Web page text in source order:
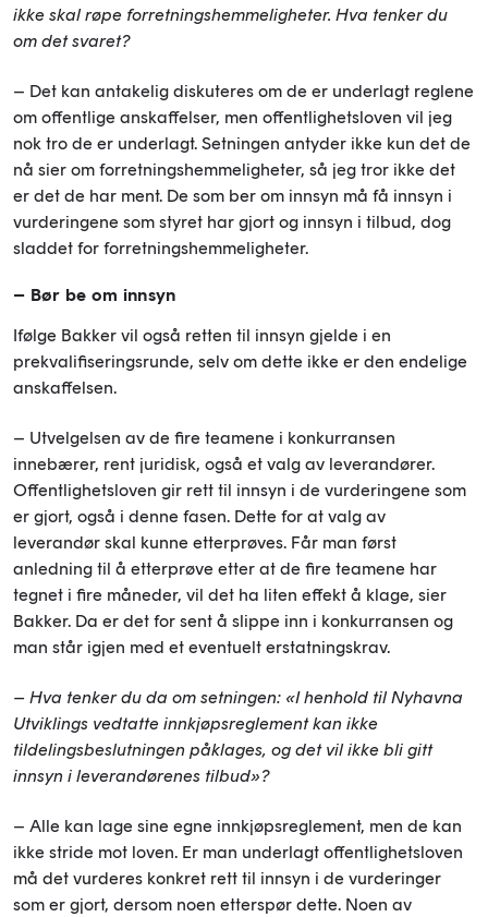
ikke skal røpe forretningshemmeligheter. Hva tenker du
om det svaret?
– Det kan antakelig diskuteres om de er underlagt reglene
om offentlige anskaffelser, men offentlighetsloven vil jeg
nok tro de er underlagt. Setningen antyder ikke kun det de
nå sier om forretningshemmeligheter, så jeg tror ikke det
er det de har ment. De som ber om innsyn må få innsyn i
vurderingene som styret har gjort og innsyn i tilbud, dog
sladdet for forretningshemmeligheter.
– Bør be om innsyn
Ifølge Bakker vil også retten til innsyn gjelde i en
prekvalifiseringsrunde, selv om dette ikke er den endelige
anskaffelsen.
– Utvelgelsen av de fire teamene i konkurransen
innebærer, rent juridisk, også et valg av leverandører.
Offentlighetsloven gir rett til innsyn i de vurderingene som
er gjort, også i denne fasen. Dette for at valg av
leverandør skal kunne etterprøves. Får man først
anledning til å etterprøve etter at de fire teamene har
tegnet i fire måneder, vil det ha liten effekt å klage, sier
Bakker. Da er det for sent å slippe inn i konkurransen og
man står igjen med et eventuelt erstatningskrav.
– Hva tenker du da om setningen: «I henhold til Nyhavna
Utviklings vedtatte innkjøpsreglement kan ikke
tildelingsbeslutningen påklages, og det vil ikke bli gitt
innsyn i leverandørenes tilbud»?
– Alle kan lage sine egne innkjøpsreglement, men de kan
ikke stride mot loven. Er man underlagt offentlighetsloven
må det vurderes konkret rett til innsyn i de vurderinger
som er gjort, dersom noen etterspør dette. Noen av